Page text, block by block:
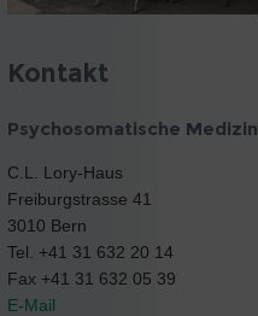
Kontakt
Psychosomatische Medizin
C.L. Lory-Haus
Freiburgstrasse 41
3010 Bern
Tel. +41 31 632 20 14
Fax +41 31 632 05 39
E-Mail